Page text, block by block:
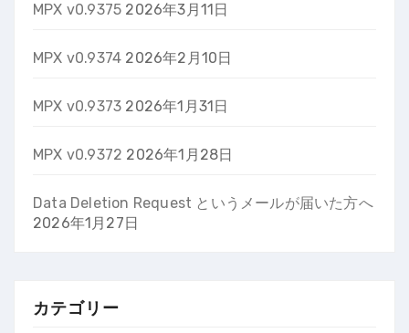
MPX v0.9375 2026年3月11日
MPX v0.9374 2026年2月10日
MPX v0.9373 2026年1月31日
MPX v0.9372 2026年1月28日
Data Deletion Request というメールが届いた方へ
2026年1月27日
カテゴリー